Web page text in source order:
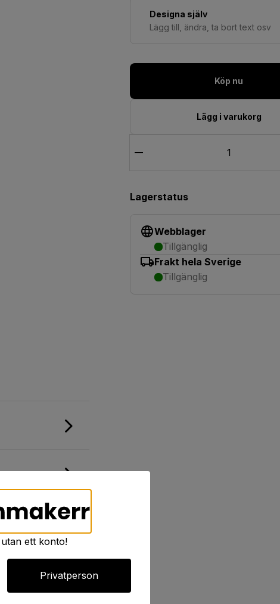
Designa själv
Lägg till, ändra, ta bort text osv
Köp nu
Lägg i varukorg
Lagerstatus
Webblager
Tillgänglig
Frakt hela Sverige
Tillgänglig
ett konto!
Privatperson